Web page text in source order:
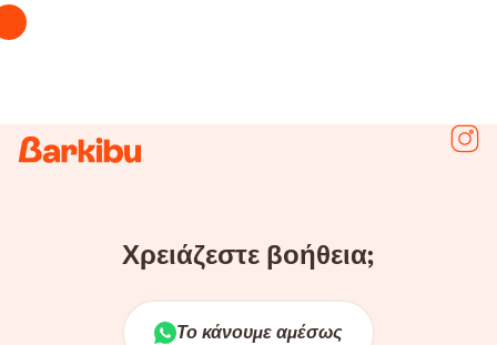
Χρειάζεστε βοήθεια;
Το κάνουμε αμέσως